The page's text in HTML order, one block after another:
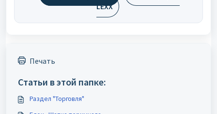
LEXX
Печать
Статьи в этой папке:
Раздел "Торговля"